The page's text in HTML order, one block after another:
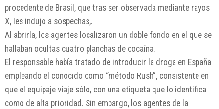
procedente de Brasil, que tras ser observada mediante rayos
X, les indujo a sospechas,.
Al abrirla, los agentes localizaron un doble fondo en el que se
hallaban ocultas cuatro planchas de cocaína.
El responsable había tratado de introducir la droga en España
empleando el conocido como “método Rush”, consistente en
que el equipaje viaje sólo, con una etiqueta que lo identifica
como de alta prioridad. Sin embargo, los agentes de la